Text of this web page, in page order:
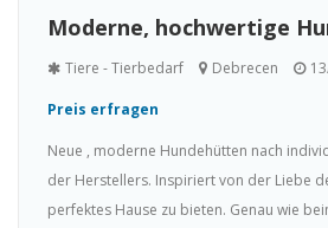
Moderne, hochwertige
Tiere - Tierbedarf Debrecen
Preis erfragen
Neue , moderne Hundehütten nach
der Herstellers. Inspiriert von der Liebe
perfektes Hause zu bieten. Genau wie